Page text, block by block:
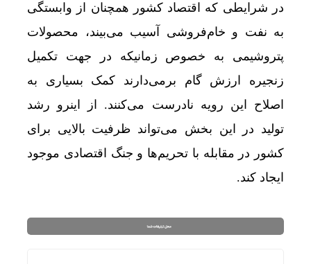
در شرایطی که اقتصاد کشور همچنان از وابستگی
به نفت و خام‌فروشی آسیب می‌بیند، محصولات
پتروشیمی‌ به خصوص زمانیکه در جهت تکمیل
زنجیره ارزش گام برمی‌دارند کمک بسیاری به
اصلاح این رویه نادرست می‌کنند. از اینرو رشد
تولید در این بخش می‌تواند ظرفیت بالایی برای
کشور در مقابله با تحریم‌ها و جنگ اقتصادی موجود
ایجاد کند.